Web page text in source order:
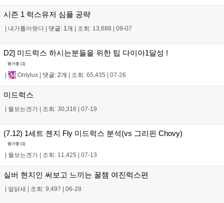
시즌 1 럭스유저 심플 공략
내가톨아왓다 댓글: 1개 조회: 13,688 09-07
D2] 미드럭스 하시는분들을 위한 팁 다이아1달성 !
평가중 (1)
| Onlylux | 댓글: 2개 | 조회: 65,435 | 07-26
미드럭스
| 뭘보는겐가 | 조회: 30,316 | 07-19
(7.12) 1세트 젠지 Fly 미드럭스 분석(vs 그리핀 Chovy)
평가중 (1)
뭘보는겐가 조회: 11,425 07-13
실버 현지인 써보고 느끼는 꿀챔 여진럭스편
얼닭새 조회: 9,497 06-28